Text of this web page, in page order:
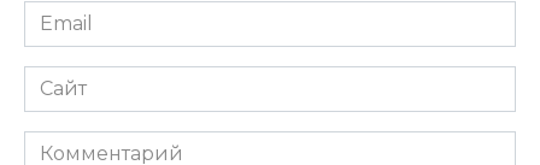
Email
Сайт
Комментарий